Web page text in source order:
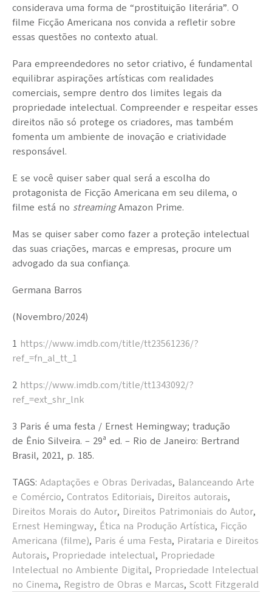
considerava uma forma de “prostituição literária”. O
filme Ficção Americana nos convida a refletir sobre
essas questões no contexto atual.
Para empreendedores no setor criativo, é fundamental
equilibrar aspirações artísticas com realidades
comerciais, sempre dentro dos limites legais da
propriedade intelectual. Compreender e respeitar esses
direitos não só protege os criadores, mas também
fomenta um ambiente de inovação e criatividade
responsável.
E se você quiser saber qual será a escolha do
protagonista de Ficção Americana em seu dilema, o
filme está no streamingAmazon Prime.
Mas se quiser saber como fazer a proteção intelectual
das suas criações, marcas e empresas, procure um
advogado da sua confiança.
Germana Barros
(Novembro/2024)
1 https://www.imdb.com/title/tt23561236/?
ref_=fn_al_tt_1
2 https://www.imdb.com/title/tt1343092/?
ref_=ext_shr_lnk
3 Paris é uma festa / Ernest Hemingway; tradução
de Ênio Silveira. – 29ª ed. – Rio de Janeiro: Bertrand
Brasil, 2021, p. 185.
TAGS: Adaptações e Obras Derivadas, Balanceando Arte
e Comércio, Contratos Editoriais, Direitos autorais,
Direitos Morais do Autor, Direitos Patrimoniais do Autor,
Ernest Hemingway, Ética na Produção Artística, Ficção
Americana (filme), Paris é uma Festa, Pirataria e Direitos
Autorais, Propriedade intelectual, Propriedade
Intelectual no Ambiente Digital, Propriedade Intelectual
no Cinema, Registro de Obras e Marcas, Scott Fitzgerald